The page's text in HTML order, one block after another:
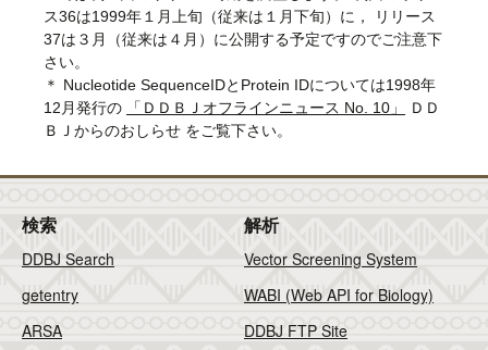
ス36は1999年１月上旬（従来は１月下旬）に， リリース
37は３月（従来は４月）に公開する予定ですのでご注意下
さい。
＊ Nucleotide SequenceIDとProtein IDについては1998年
12月発行の
「ＤＤＢＪオフラインニュース No. 10」
ＤＤ
ＢＪからのおしらせ をご覧下さい。
検索
DDBJ Search
getentry
ARSA
解析
Vector Screening System
WABI (Web API for Biology)
DDBJ FTP Site